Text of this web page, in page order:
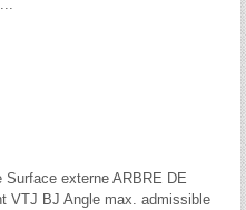
...
externe ARBRE DE
VTJ BJ Angle max. admissible